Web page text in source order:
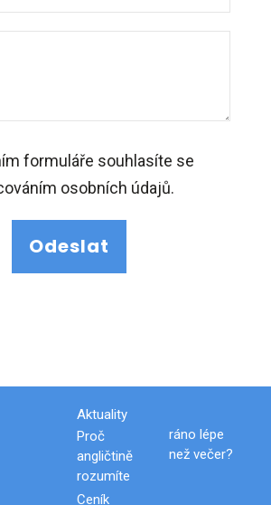
formuláře souhlasíte se
osobních údajů.
Aktuality
Proč
angličtině
rozumíte
ráno lépe
než večer?
Ceník